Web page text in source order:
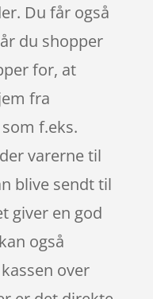
Du får også
du shopper
for, at
fra
f.eks.
varerne til
blive sendt til
giver en god
også
over